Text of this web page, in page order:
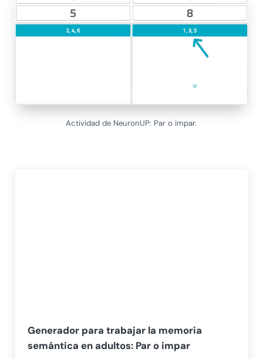
Actividad de NeuronUP: Par o impar.
Generador para trabajar la memoria
semántica en adultos: Par o impar